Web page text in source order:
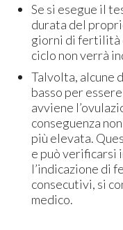
Se si esegue il
durata del
giorni di fertilità
ciclo non verrà
Talvolta, alcune
basso per
avviene
conseguenza
più elevata.
e può verificarsi
l’indicazione di
consecutivi, si
medico.